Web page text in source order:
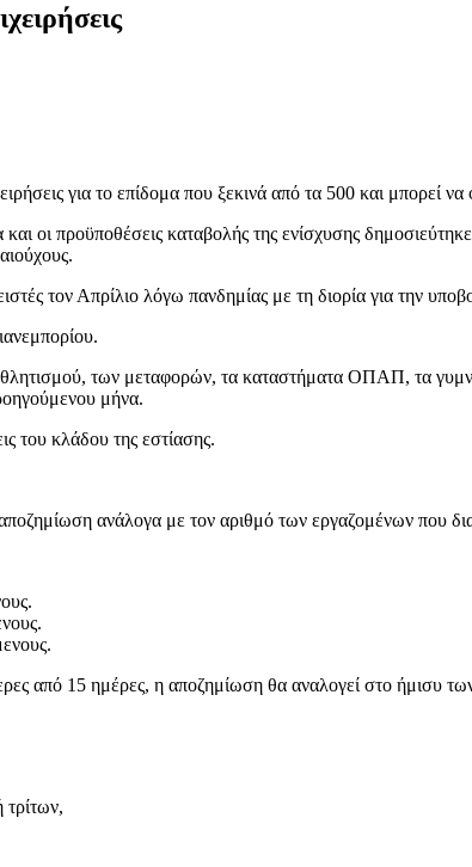
για το επίδομα που ξεκινά από τα 500 και μπορεί
οι προϋποθέσεις καταβολής της ενίσχυσης
τον Απρίλιο λόγω πανδημίας με τη διορία για την
των μεταφορών, τα καταστήματα ΟΠΑΠ, τα
μήνα.
του κλάδου της εστίασης.
ανάλογα με τον αριθμό των εργαζομένων που
από 15 ημέρες, η αποζημίωση θα αναλογεί στο
τρίτων,